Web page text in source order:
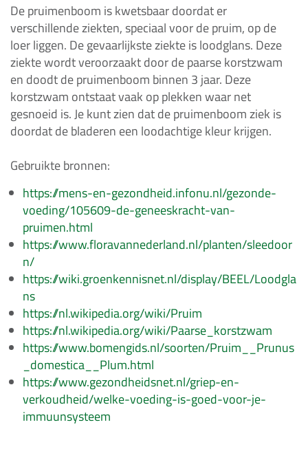
De pruimenboom is kwetsbaar doordat er
verschillende ziekten, speciaal voor de pruim, op de
loer liggen. De gevaarlijkste ziekte is loodglans. Deze
ziekte wordt veroorzaakt door de paarse korstzwam
en doodt de pruimenboom binnen 3 jaar. Deze
korstzwam ontstaat vaak op plekken waar net
gesnoeid is. Je kunt zien dat de pruimenboom ziek is
doordat de bladeren een loodachtige kleur krijgen.
Gebruikte bronnen:
https://mens-en-gezondheid.infonu.nl/gezonde-
voeding/105609-de-geneeskracht-van-
pruimen.html
https://www.floravannederland.nl/planten/sleedoor
n/
https://wiki.groenkennisnet.nl/display/BEEL/Loodgla
ns
https://nl.wikipedia.org/wiki/Pruim
https://nl.wikipedia.org/wiki/Paarse_korstzwam
https://www.bomengids.nl/soorten/Pruim__Prunus
_domestica__Plum.html
https://www.gezondheidsnet.nl/griep-en-
verkoudheid/welke-voeding-is-goed-voor-je-
immuunsysteem